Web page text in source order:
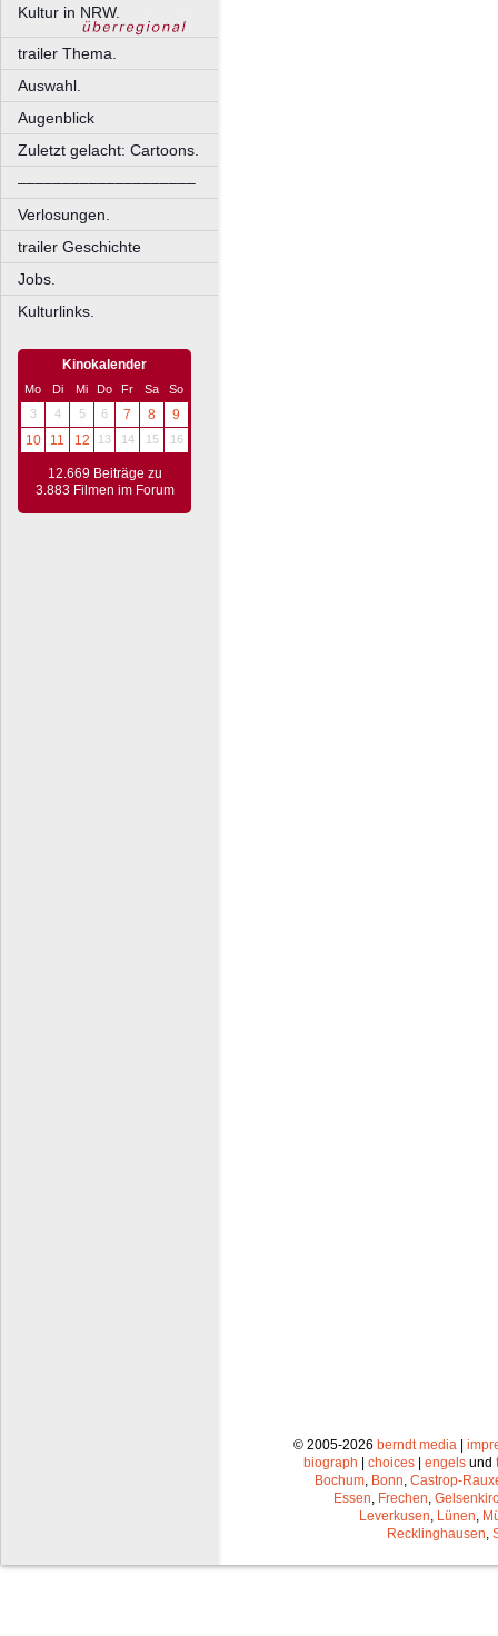
Kultur in NRW.
trailer Thema.
Auswahl.
Augenblick
Zuletzt gelacht: Cartoons.
––––––––––––––––––––
Verlosungen.
trailer Geschichte
Jobs.
Kulturlinks.
Kinokalender
Mo Di Mi Do Fr Sa
So
3
4 5 6 7 8
9
10
11 12 13 14 15 16
12.669 Beiträge zu
3.883 Filmen im Forum
© 2005-2026 berndt media |
biograph | choices | engels und
Bochum Bonn Castrop-
Essen Frechen
Leverkusen Lünen
Recklinghausen